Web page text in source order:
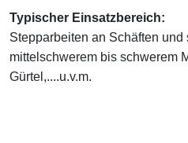
Typischer Einsatzbereich:
Stepparbeiten an Schäften
mittelschwerem bis schwerem
Gürtel,....u.v.m.